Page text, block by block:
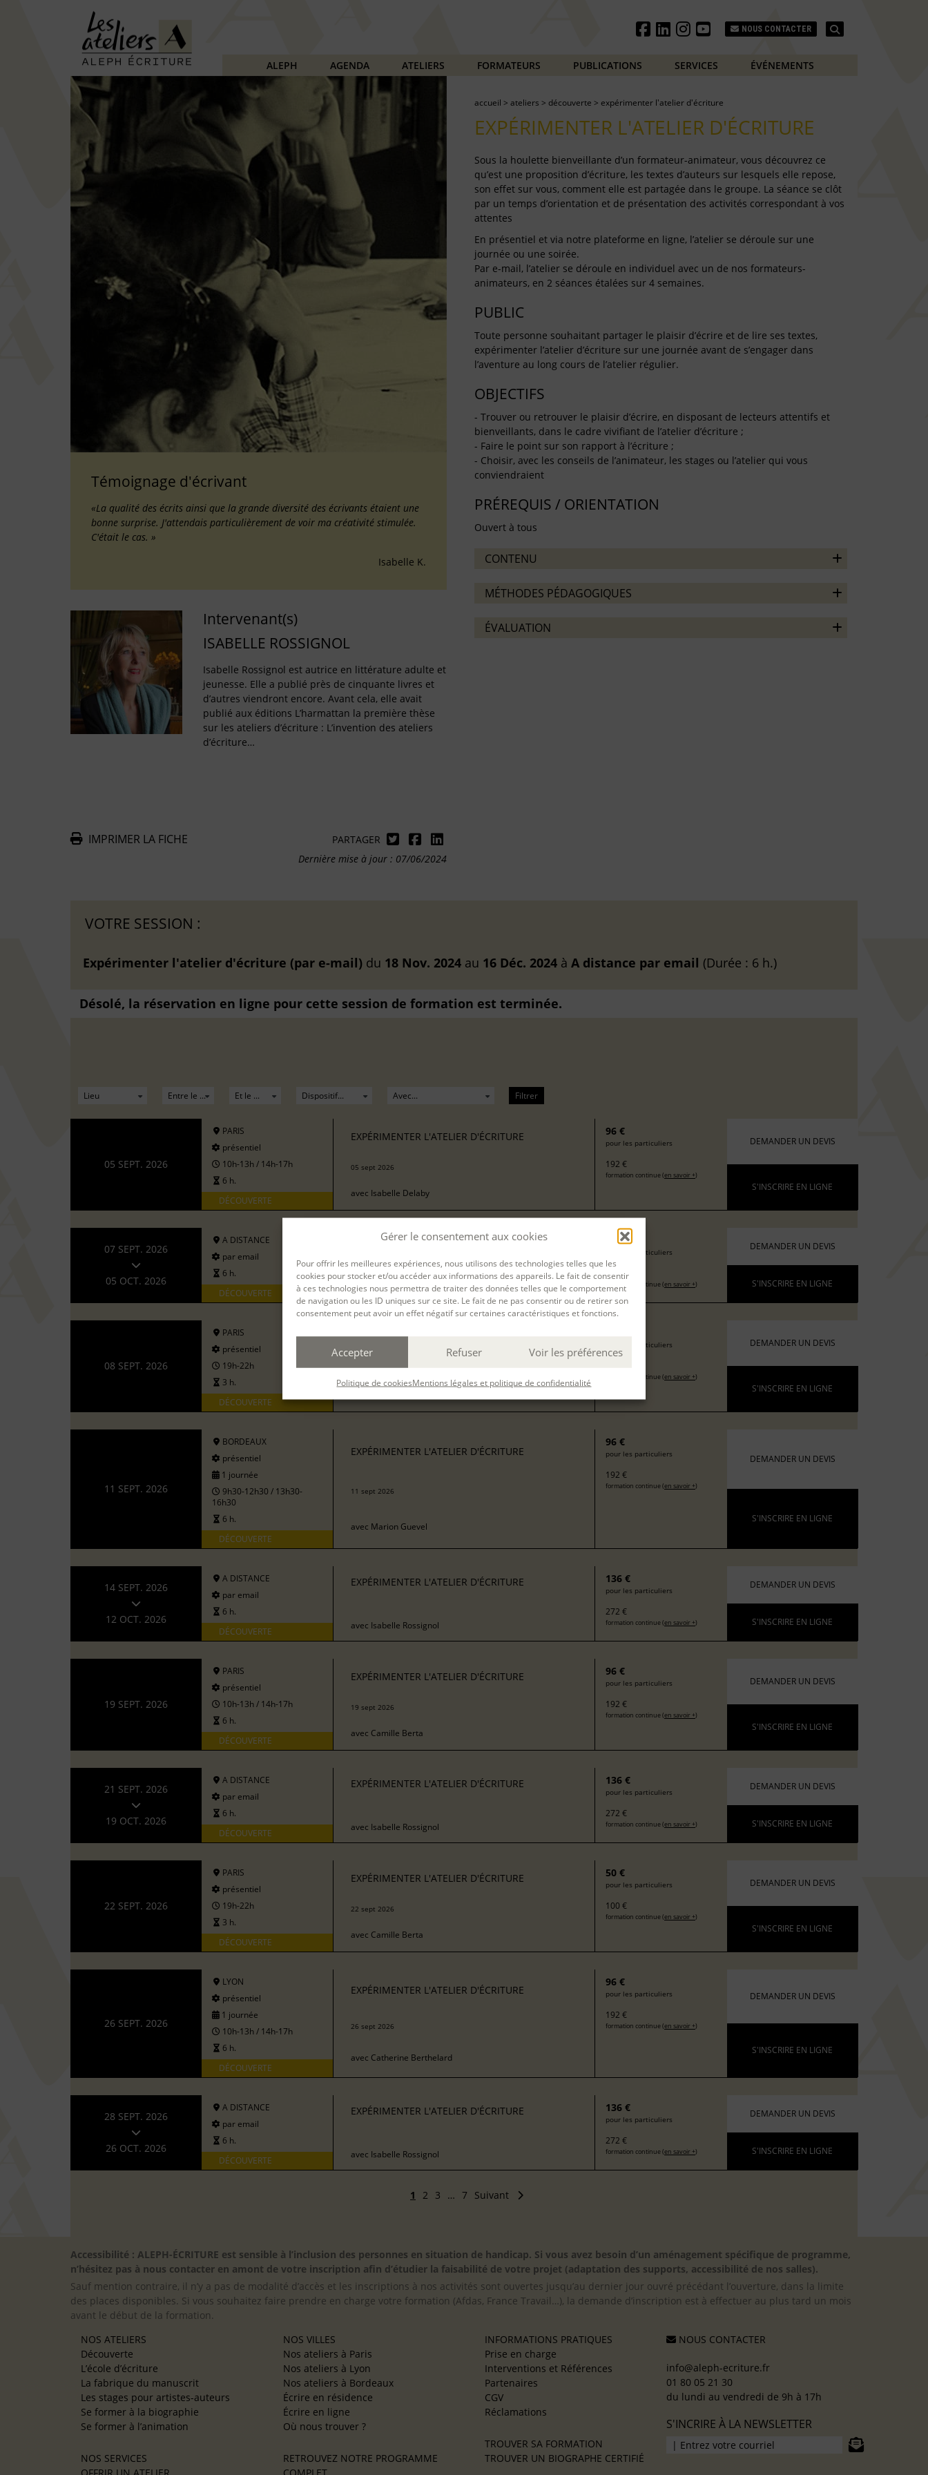
Gérer le consentement aux cookies
Pour offrir les meilleures expériences, nous utilisons des technologies telles que les
cookies pour stocker et/ou accéder aux informations des appareils. Le fait de consentir
à ces technologies nous permettra de traiter des données telles que le comportement
de navigation ou les ID uniques sur ce site. Le fait de ne pas consentir ou de retirer son
consentement peut avoir un effet négatif sur certaines caractéristiques et fonctions.
Accepter Refuser Voir les préférences
Politique de cookiesMentions légales et politique de confidentialité
NOUS CONTACTER
ALEPH AGENDA ATELIERS FORMATEURS PUBLICATIONS SERVICES ÉVÉNEMENTS
Témoignage d'écrivant
«La qualité des écrits ainsi que la grande diversité des écrivants étaient une
bonne surprise. J'attendais particulièrement de voir ma créativité stimulée.
C'était le cas. »
Isabelle K.
Intervenant(s)
ISABELLE ROSSIGNOL
Isabelle Rossignol est autrice en littérature adulte et
jeunesse. Elle a publié près de cinquante livres et
d’autres viendront encore. Avant cela, elle avait
publié aux éditions L’harmattan la première thèse
sur les ateliers d’écriture : L’invention des ateliers
d’écriture…
IMPRIMER LA FICHE
PARTAGER
Dernière mise à jour : 07/06/2024
accueil > ateliers > découverte > expérimenter l'atelier d'écriture
EXPÉRIMENTER L'ATELIER D'ÉCRITURE
Sous la houlette bienveillante d’un formateur-animateur, vous découvrez ce
qu’est une proposition d’écriture, les textes d’auteurs sur lesquels elle repose,
son effet sur vous, comment elle est partagée dans le groupe. La séance se clôt
par un temps d’orientation et de présentation des activités correspondant à vos
attentes
En présentiel et via notre plateforme en ligne, l’atelier se déroule sur une
journée ou une soirée.
Par e-mail, l’atelier se déroule en individuel avec un de nos formateurs-
animateurs, en 2 séances étalées sur 4 semaines.
PUBLIC
Toute personne souhaitant partager le plaisir d’écrire et de lire ses textes,
expérimenter l’atelier d’écriture sur une journée avant de s’engager dans
l’aventure au long cours de l’atelier régulier.
OBJECTIFS
- Trouver ou retrouver le plaisir d’écrire, en disposant de lecteurs attentifs et
bienveillants, dans le cadre vivifiant de l’atelier d’écriture ;
- Faire le point sur son rapport à l’écriture ;
- Choisir, avec les conseils de l’animateur, les stages ou l’atelier qui vous
conviendraient
PRÉREQUIS / ORIENTATION
Ouvert à tous
CONTENU
MÉTHODES PÉDAGOGIQUES
ÉVALUATION
VOTRE SESSION :
Expérimenter l'atelier d'écriture (par e-mail) du 18 Nov. 2024 au 16 Déc. 2024 à A distance par email (Durée : 6 h.)
Désolé, la réservation en ligne pour cette session de formation est terminée.
Filtrer
05 SEPT. 2026
PARIS
présentiel
10h-13h / 14h-17h
6 h.
DÉCOUVERTE
EXPÉRIMENTER L'ATELIER D'ÉCRITURE
05 sept 2026
avec Isabelle Delaby
96 €
pour les particuliers
192 €
formation continue (en savoir +)
DEMANDER UN DEVIS
S'INSCRIRE EN LIGNE
07 SEPT. 2026
05 OCT. 2026
A DISTANCE
par email
6 h.
DÉCOUVERTE
EXPÉRIMENTER L'ATELIER D'ÉCRITURE
avecIsabelle Rossignol
136 €
pour les particuliers
272 €
formation continue (en savoir +)
DEMANDER UN DEVIS
S'INSCRIRE EN LIGNE
08 SEPT. 2026
PARIS
présentiel
19h-22h
3 h.
DÉCOUVERTE
EXPÉRIMENTER L'ATELIER D'ÉCRITURE
08 sept 2026
pour les particuliers
formation continue (en savoir +)
DEMANDER UN DEVIS
S'INSCRIRE EN LIGNE
11 SEPT. 2026
BORDEAUX
présentiel
1 journée
9h30-12h30 / 13h30-
16h30
6 h.
DÉCOUVERTE
EXPÉRIMENTER L'ATELIER D'ÉCRITURE
11 sept 2026
avec Marion Guevel
96 €
pour les particuliers
192 €
formation continue (en savoir +)
DEMANDER UN DEVIS
S'INSCRIRE EN LIGNE
14 SEPT. 2026
12 OCT. 2026
A DISTANCE
par email
6 h.
DÉCOUVERTE
EXPÉRIMENTER L'ATELIER D'ÉCRITURE
avec Isabelle Rossignol
136 €
pour les particuliers
272 €
formation continue (en savoir +)
DEMANDER UN DEVIS
S'INSCRIRE EN LIGNE
19 SEPT. 2026
PARIS
présentiel
10h-13h / 14h-17h
6 h.
DÉCOUVERTE
EXPÉRIMENTER L'ATELIER D'ÉCRITURE
19 sept 2026
avec Camille Berta
96 €
pour les particuliers
192 €
formation continue (en savoir +)
DEMANDER UN DEVIS
S'INSCRIRE EN LIGNE
21 SEPT. 2026
19 OCT. 2026
A DISTANCE
par email
6 h.
DÉCOUVERTE
EXPÉRIMENTER L'ATELIER D'ÉCRITURE
avec Isabelle Rossignol
136 €
pour les particuliers
272 €
formation continue (en savoir +)
DEMANDER UN DEVIS
S'INSCRIRE EN LIGNE
22 SEPT. 2026
PARIS
présentiel
19h-22h
3 h.
DÉCOUVERTE
EXPÉRIMENTER L'ATELIER D'ÉCRITURE
22 sept 2026
avec Camille Berta
50 €
pour les particuliers
100 €
formation continue (en savoir +)
DEMANDER UN DEVIS
S'INSCRIRE EN LIGNE
26 SEPT. 2026
LYON
présentiel
1 journée
10h-13h / 14h-17h
6 h.
DÉCOUVERTE
EXPÉRIMENTER L'ATELIER D'ÉCRITURE
26 sept 2026
avec Catherine Berthelard
96 €
pour les particuliers
192 €
formation continue (en savoir +)
DEMANDER UN DEVIS
S'INSCRIRE EN LIGNE
28 SEPT. 2026
26 OCT. 2026
A DISTANCE
par email
6 h.
DÉCOUVERTE
EXPÉRIMENTER L'ATELIER D'ÉCRITURE
avec Isabelle Rossignol
136 €
pour les particuliers
272 €
formation continue (en savoir +)
DEMANDER UN DEVIS
S'INSCRIRE EN LIGNE
1 2 3 … 7 Suivant
Accessibilité : ALEPH-ÉCRITURE est sensible à l’inclusion des personnes en situation de handicap. Si vous avez besoin d’un aménagement spécifique de programme,
n’hésitez pas à nous contacter en amont de votre inscription afin d’étudier la faisabilité de votre projet (adaptation des supports, accessibilité de nos salles).
Sauf mention contraire, il n’y a pas de modalité d’accès et les inscriptions à nos activités sont ouvertes jusqu’au dernier jour ouvré précédant l’ouverture, dans la limite
des places disponibles. Si vous souhaitez faire prendre en charge votre formation (Afdas, France Travail…), la demande d’inscription est à effectuer au plus tard un mois
avant le début de la formation.
NOS ATELIERS
Découverte
L’école d’écriture
La fabrique du manuscrit
Les stages pour artistes-auteurs
Se former à la biographie
Se former à l’animation
NOS SERVICES
NOS VILLES
Nos ateliers à Paris
Nos ateliers à Lyon
Nos ateliers à Bordeaux
Écrire en résidence
Écrire en ligne
Où nous trouver ?
RETROUVEZ NOTRE PROGRAMME
INFORMATIONS PRATIQUES
Prise en charge
Interventions et Références
Partenaires
CGV
Réclamations
TROUVER SA FORMATION
TROUVER UN BIOGRAPHE CERTIFIÉ
NOUS CONTACTER
info@aleph-ecriture.fr
01 80 05 21 30
du lundi au vendredi de 9h à 17h
S'INCRIRE À LA NEWSLETTER